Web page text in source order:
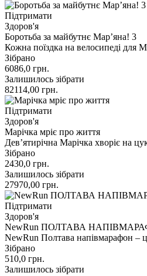
Підтримати
Здоров'я
Боротьба за майбутнє Мар’яна! 3
Кожна поїздка на велосипеді для
Зібрано
6086,0 грн.
Залишилось зібрати
82114,00 грн.
Підтримати
Здоров'я
Марічка мріє про життя
Девʼятирічна Марічка хворіє на
Зібрано
2430,0 грн.
Залишилось зібрати
27970,00 грн.
Підтримати
Здоров'я
NewRun ПОЛТАВА
NewRun Полтава напівмарафон –
Зібрано
510,0 грн.
Залишилось зібрати